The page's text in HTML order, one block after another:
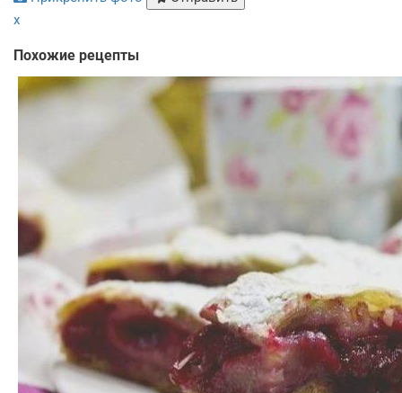
x
Похожие рецепты